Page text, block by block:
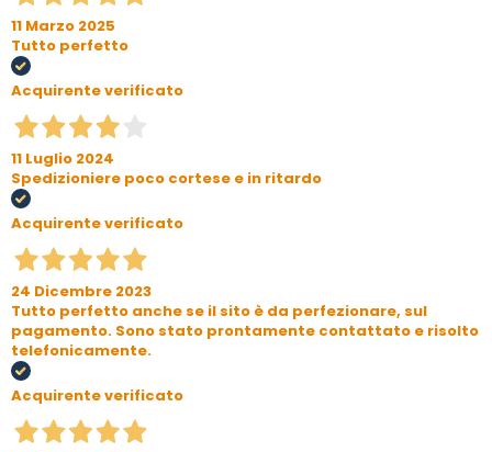
11 Marzo 2025
Tutto perfetto
Acquirente verificato
11 Luglio 2024
Spedizioniere poco cortese e in ritardo
Acquirente verificato
24 Dicembre 2023
Tutto perfetto anche se il sito è da perfezionare, sul
pagamento. Sono stato prontamente contattato e risolto
telefonicamente.
Acquirente verificato